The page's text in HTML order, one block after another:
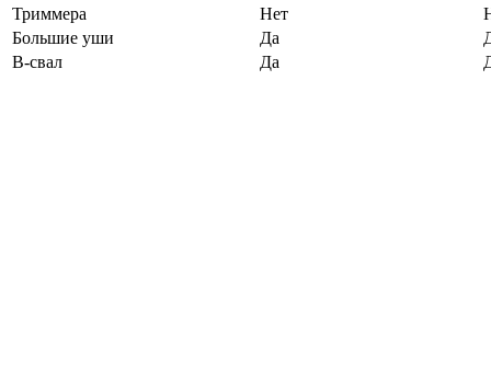
Триммера
Нет
Большие уши
Да
B-свал
Да